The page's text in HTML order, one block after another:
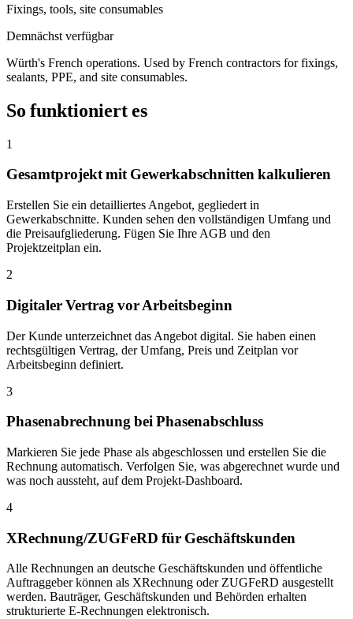
Fixings, tools, site consumables
Demnächst verfügbar
Würth's French operations. Used by French contractors for fixings,
sealants, PPE, and site consumables.
So funktioniert es
1
Gesamtprojekt mit Gewerkabschnitten kalkulieren
Erstellen Sie ein detailliertes Angebot, gegliedert in
Gewerkabschnitte. Kunden sehen den vollständigen Umfang und
die Preisaufgliederung. Fügen Sie Ihre AGB und den
Projektzeitplan ein.
2
Digitaler Vertrag vor Arbeitsbeginn
Der Kunde unterzeichnet das Angebot digital. Sie haben einen
rechtsgültigen Vertrag, der Umfang, Preis und Zeitplan vor
Arbeitsbeginn definiert.
3
Phasenabrechnung bei Phasenabschluss
Markieren Sie jede Phase als abgeschlossen und erstellen Sie die
Rechnung automatisch. Verfolgen Sie, was abgerechnet wurde und
was noch aussteht, auf dem Projekt-Dashboard.
4
XRechnung/ZUGFeRD für Geschäftskunden
Alle Rechnungen an deutsche Geschäftskunden und öffentliche
Auftraggeber können als XRechnung oder ZUGFeRD ausgestellt
werden. Bauträger, Geschäftskunden und Behörden erhalten
strukturierte E-Rechnungen elektronisch.